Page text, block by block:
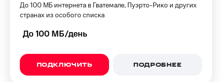
До 100 МБ интернета в Гватемале, Пуэрто-Рико и других
странах из особого списка
До 100 МБ/день
ПОДКЛЮЧИТЬ ПОДРОБНЕЕ